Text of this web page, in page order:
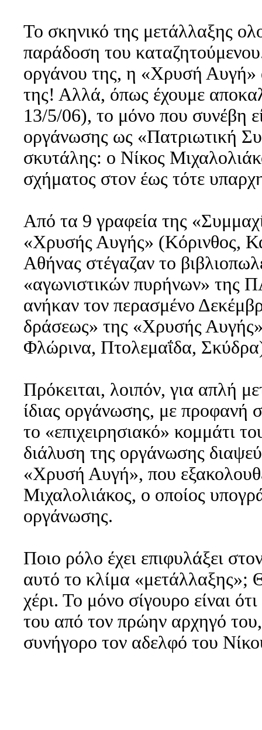
Το σκηνικό της μετάλλαξης
παράδοση του
οργάνου της, η «Χρυσή Αυγή»
της! Αλλά, όπως έχουμε
13/5/06), το μόνο που συνέβη
οργάνωσης ως «Πατριωτική
σκυτάλης: ο Νίκος
σχήματος στον έως τότε
Από τα 9 γραφεία της
«Χρυσής Αυγής» (Κόρινθος,
Αθήνας στέγαζαν το
«αγωνιστικών πυρήνων» της
ανήκαν τον περασμένο
δράσεως» της «Χρυσής
Φλώρινα, Πτολεμαΐδα,
Πρόκειται, λοιπόν, για απλή
ίδιας οργάνωσης, με προφανή
το «επιχειρησιακό» κομμάτι
διάλυση της οργάνωσης
«Χρυσή Αυγή», που
Μιχαλολιάκος, ο οποίος
οργάνωσης.
Ποιο ρόλο έχει επιφυλάξει
αυτό το κλίμα
χέρι. Το μόνο σίγουρο είναι
του από τον πρώην αρχηγό του,
συνήγορο τον αδελφό του